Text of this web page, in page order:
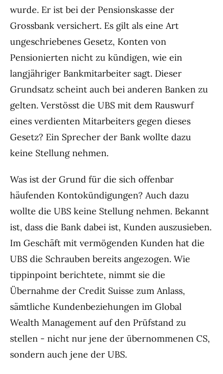
wurde. Er ist bei der Pensionskasse der
Grossbank versichert. Es gilt als eine Art
ungeschriebenes Gesetz, Konten von
Pensionierten nicht zu kündigen, wie ein
langjähriger Bankmitarbeiter sagt. Dieser
Grundsatz scheint auch bei anderen Banken zu
gelten. Verstösst die UBS mit dem Rauswurf
eines verdienten Mitarbeiters gegen dieses
Gesetz? Ein Sprecher der Bank wollte dazu
keine Stellung nehmen.
Was ist der Grund für die sich offenbar
häufenden Kontokündigungen? Auch dazu
wollte die UBS keine Stellung nehmen. Bekannt
ist, dass die Bank dabei ist, Kunden auszusieben.
Im Geschäft mit vermögenden Kunden hat die
UBS die Schrauben bereits angezogen. Wie
tippinpoint berichtete, nimmt sie die
Übernahme der Credit Suisse zum Anlass,
sämtliche Kundenbeziehungen im Global
Wealth Management auf den Prüfstand zu
stellen - nicht nur jene der übernommenen CS,
sondern auch jene der UBS.